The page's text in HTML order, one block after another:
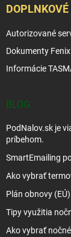
Autorizované
Dokumenty Fenix
Informácie
BLOG
PodNalov.sk je
príbehom.
SmartEmailing
Ako vybrať
Plán obnovy (EÚ)
Tipy využitia
Ako vybrať